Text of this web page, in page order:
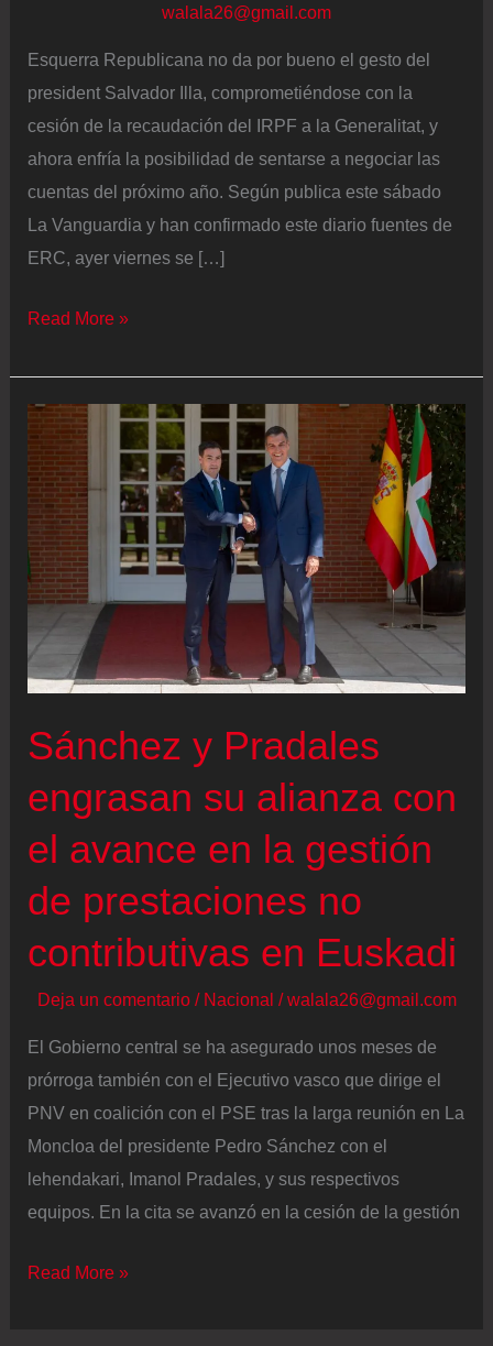
walala26@gmail.com
Esquerra Republicana no da por bueno el gesto del
president Salvador Illa, comprometiéndose con la
cesión de la recaudación del IRPF a la Generalitat, y
ahora enfría la posibilidad de sentarse a negociar las
cuentas del próximo año. Según publica este sábado
La Vanguardia y han confirmado este diario fuentes de
ERC, ayer viernes se […]
Última
del
acto
la
unidad
de
la
izquierda,
en
directo
ERC
las
posibilidades
un
acuerdo
en
Cataluña
tras
una
reunión
con
Pedro
Read More »
Sánchez y Pradales
engrasan su alianza con
el avance en la gestión
de prestaciones no
contributivas en Euskadi
Deja un comentario / Nacional /walala26@gmail.com
El Gobierno central se ha asegurado unos meses de
prórroga también con el Ejecutivo vasco que dirige el
PNV en coalición con el PSE tras la larga reunión en La
Moncloa del presidente Pedro Sánchez con el
lehendakari, Imanol Pradales, y sus respectivos
equipos. En la cita se avanzó en la cesión de la gestión
Sánchez
Read More »